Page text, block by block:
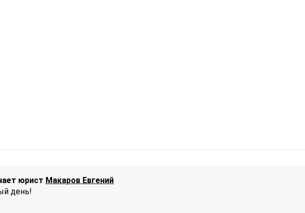
юрист Макаров Евгений
день!